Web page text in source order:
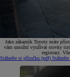
Jako zákazník Toyoty máte
vám umožní využívat stovky
registraci.
Stáhněte si příručku (pdf)